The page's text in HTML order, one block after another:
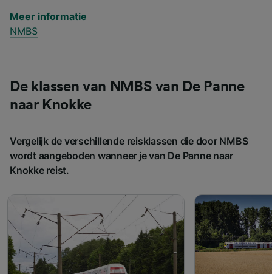
Meer informatie
NMBS
De klassen van NMBS van De Panne
naar Knokke
Vergelijk de verschillende reisklassen die door NMBS
wordt aangeboden wanneer je van De Panne naar
Knokke reist.